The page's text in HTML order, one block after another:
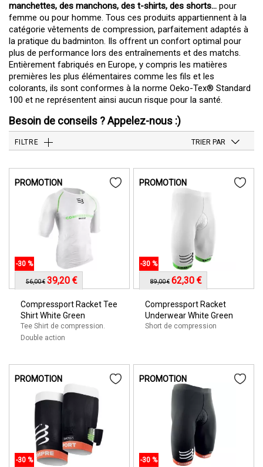
manchettes, des manchons, des t-shirts, des shorts… pour
femme ou pour homme. Tous ces produits appartiennent à la
catégorie vêtements de compression, parfaitement adaptés à
la pratique du badminton. Ils offrent un confort optimal pour
plus de performance lors des entraînements et des matchs.
Entièrement fabriqués en Europe, y compris les matières
premières les plus élémentaires comme les fils et les
colorants, ils sont conformes à la norme Oeko-Tex® Standard
100 et ne représentent ainsi aucun risque pour la santé.
Besoin de conseils ? Appelez-nous :)
FILTRE TRIER PAR
PROMOTION
Compressport Racket Tee
Shirt White Green
Tee Shirt de compression.
Double action
-30 %
56,00 € 39,20 €
PROMOTION
Compressport Racket
Underwear White Green
Short de compression
-30 %
89,00 € 62,30 €
PROMOTION
-30 %
PROMOTION
-30 %